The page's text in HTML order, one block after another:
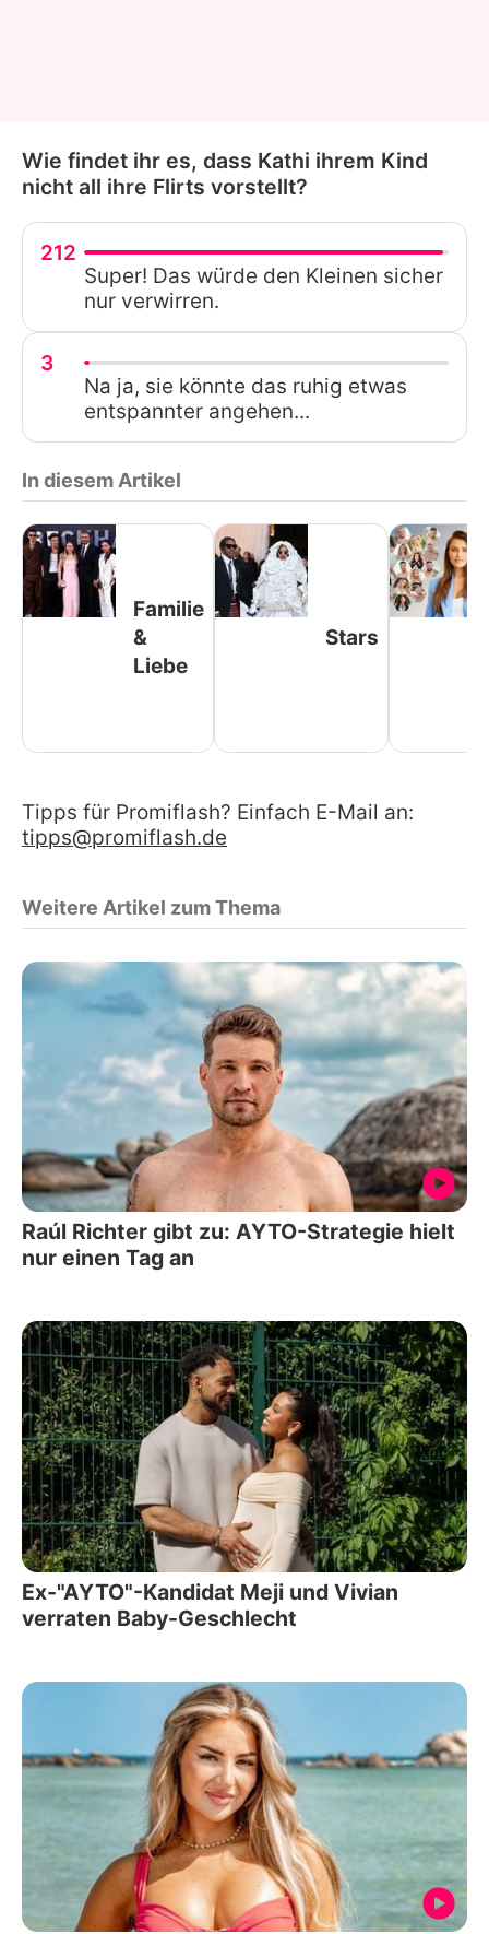
Wie findet ihr es, dass Kathi ihrem Kind
nicht all ihre Flirts vorstellt?
212
Super! Das würde den Kleinen sicher
nur verwirren.
3
Na ja, sie könnte das ruhig etwas
entspannter angehen...
In diesem Artikel
Familie
&
Liebe
Stars
Tipps für Promiflash? Einfach E-Mail an:
tipps@promiflash.de
Weitere Artikel zum Thema
Raúl Richter gibt zu: AYTO-Strategie hielt
nur einen Tag an
Ex-"AYTO"-Kandidat Meji und Vivian
verraten Baby-Geschlecht